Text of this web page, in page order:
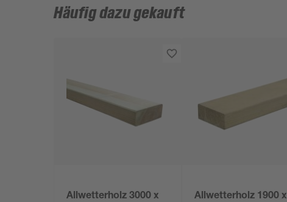
Häufig dazu gekauft
Allwetterholz 3000 x
Allwetterholz 1900 x